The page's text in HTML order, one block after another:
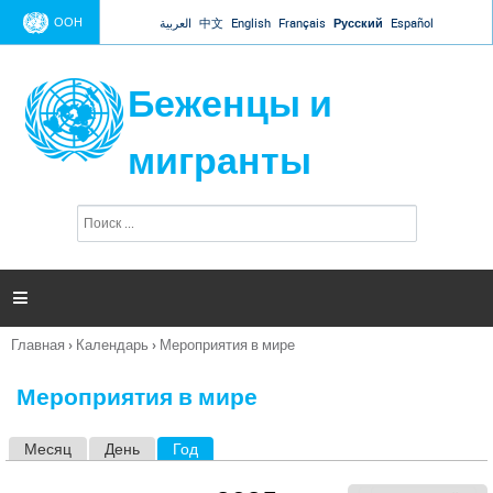
Jump to navigation
ООН العربية 中文 English Français Русский Español
Беженцы и
мигранты
п
и

Вы
Главная › Календарь › Мероприятия в мире
Мероприятия в мире
Месяц День Год